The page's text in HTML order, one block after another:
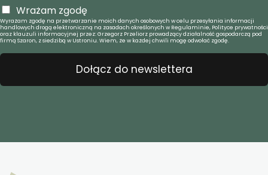
Wrażam zgodę
Wyrażam zgodę na przetwarzanie moich danych osobowych w celu przesyłania informacji
handlowych drogą elektroniczną na zasadach określonych w Regulaminie, Polityce prywatności
oraz klauzuli informacyjnej przez: Grzegorz Przeliorz prowadzący działalność gospodarczą pod
firmą Szaron, z siedzibą w Ustroniu. Wiem, że w każdej chwili mogę odwołać zgodę.
Dołącz do newslettera